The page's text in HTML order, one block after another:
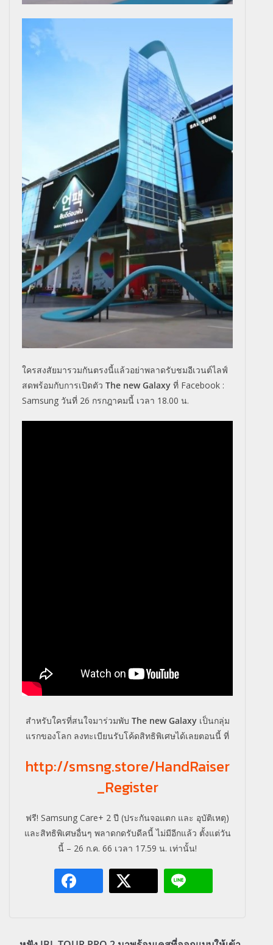
ใครสงสัยมารวมกันตรงนี้แล้วอย่าพลาดรับชมอีเวนต์ไลฟ์
สดพร้อมกับการเปิดตัว The new Galaxy ที่ Facebook :
Samsung วันที่ 26 กรกฎาคมนี้ เวลา 18.00 น.
สำหรับใครที่สนใจมาร่วมพับ The new Galaxy เป็นกลุ่ม
แรกของโลก ลงทะเบียนรับโค้ดสิทธิพิเศษได้เลยตอนนี้ ที่
http://smsng.store/HandRaiser
_Register
ฟรี! Samsung Care+ 2 ปี (ประกันจอแตก และ อุบัติเหตุ)
และสิทธิพิเศษอื่นๆ พลาดกดรับดีลนี้ ไม่มีอีกแล้ว ตั้งแต่วัน
นี้ – 26 ก.ค. 66 เวลา 17.59 น. เท่านั้น!